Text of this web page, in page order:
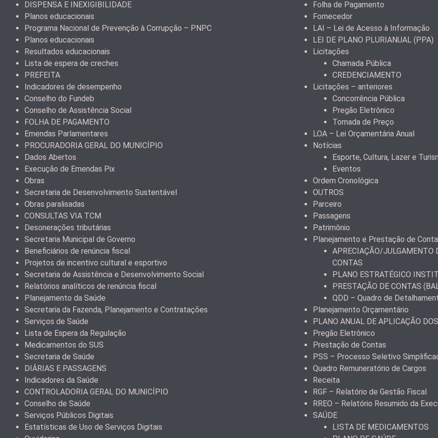
DISPENSA E INEXIGIBILIDADE
Planos educacionais
Programa Nacional de Prevenção à Corrupção – PNPC
Planos educacionais
Resultados educacionais
Lista de espera de creches
PREFEITA
Indicadores de desempenho
Conselho do Fundeb
Conselho de Assistência Social
FOLHA DE PAGAMENTO
Emendas Parlamentares
PROCURADORIA GERAL DO MUNICÍPIO
Dados Abertos
Execução de Emendas Pix
Obras
Secretaria de Desenvolvimento Sustentável
Obras paralisadas
CONSULTAS VIA TCM
Desonerações tributárias
Secretaria Municipal de Governo
Beneficiários de renúncia fiscal
Projetos de incentivo cultural e esportivo
Secretaria de Assistência e Desenvolvimento Social
Relatórios analíticos de renúncia fiscal
Planejamento da Saúde
Secretaria da Fazenda, Planejamento e Contratações
Serviços de Saúde
Lista de Espera da Regulação
Medicamentos do SUS
Secretaria de Saúde
DIÁRIAS E PASSAGENS
Indicadores da Saúde
CONTROLADORIA GERAL DO MUNICÍPIO
Conselho de Saúde
Serviços Públicos Digitais
Estatísticas de Uso de Serviços Digitais
Folha de Pagamento
Fornecedor
LAI – Lei de Acesso à Informação
LEI DE PLANO PLURIANUAL (PPA)
Licitações
Chamada Pública
CREDENCIAMENTO
Licitações – anteriores
Concorrência Pública
Pregão Eletrônico
Tomada de Preço
LOA – Lei Orçamentária Anual
Notícias
Esporte, Cultura, Lazer e
Eventos
Ordem Cronológica
OUTROS
Parceiro
Passagens
Patrimônio
Planejamento e Prestação de
APRECIAÇÃO/JULGAMENTO
CONTAS
PLANO ESTRATÉGICO
PRESTAÇÃO DE CONTAS
QDD – Quadro de
Planejamento Orçamentário
PLANO ANUAL DE APLICAÇÃO
Pregão Eletrônico
Prestação de Contas
PSS – Processo Seletivo
Quadro Remuneratório de Cargos
Receita
RGF – Relatório de Gestão Fiscal
RREO – Relatório Resumido da
SAÚDE
LISTA DE MEDICAMENTOS